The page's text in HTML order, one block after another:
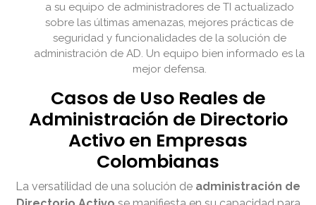
a su equipo de administradores de TI actualizado
sobre las últimas amenazas, mejores prácticas de
seguridad y funcionalidades de la solución de
administración de AD. Un equipo bien informado es la
mejor defensa.
Casos de Uso Reales de
Administración de Directorio
Activo en Empresas
Colombianas
La versatilidad de una solución de administración de